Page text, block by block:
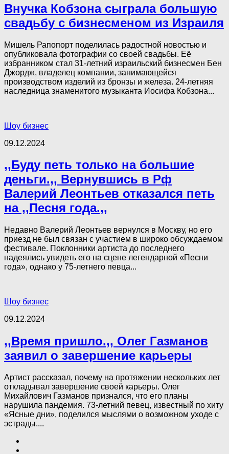
Внучка Кобзона сыграла большую
свадьбу с бизнесменом из Израиля
Мишель Рапопорт поделилась радостной новостью и
опубликовала фотографии со своей свадьбы. Её
избранником стал 31-летний израильский бизнесмен Бен
Джордж, владелец компании, занимающейся
производством изделий из бронзы и железа. 24-летняя
наследница знаменитого музыканта Иосифа Кобзона...
Шоу бизнес
09.12.2024
,,Буду петь только на большие
деньги.,, Вернувшись в Рф
Валерий Леонтьев отказался петь
на ,,Песня года.,,
Недавно Валерий Леонтьев вернулся в Москву, но его
приезд не был связан с участием в широко обсуждаемом
фестивале. Поклонники артиста до последнего
надеялись увидеть его на сцене легендарной «Песни
года», однако у 75-летнего певца...
Шоу бизнес
09.12.2024
,,Время пришло.,, Олег Газманов
заявил о завершение карьеры
Артист рассказал, почему на протяжении нескольких лет
откладывал завершение своей карьеры. Олег
Михайлович Газманов признался, что его планы
нарушила пандемия. 73-летний певец, известный по хиту
«Ясные дни», поделился мыслями о возможном уходе с
эстрады....